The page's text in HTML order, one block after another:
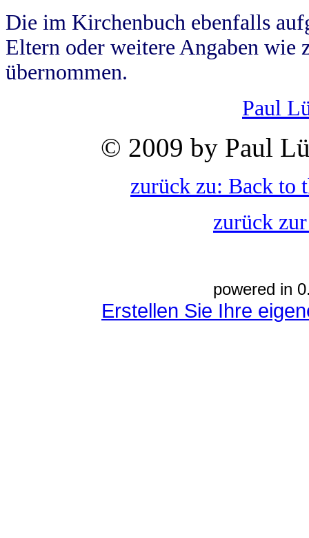
Die im Kirchenbuch ebenfalls
Eltern oder weitere Angaben wie
übernommen.
Paul
© 2009 by Paul
zurück zu: Back to
zurück
powered in
Erstellen Sie Ihre